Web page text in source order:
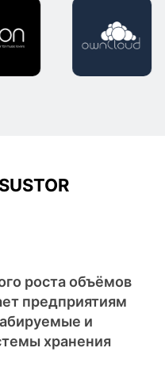
роста объёмов
предприятиям
и
хранения